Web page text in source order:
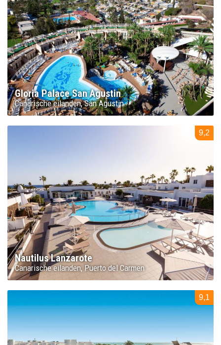
Gloria Palace San Agustin
Canarische eilanden San Agustin
9,2
Nautilus Lanzarote
Canarische eilanden Puerto del Carmen
9,1